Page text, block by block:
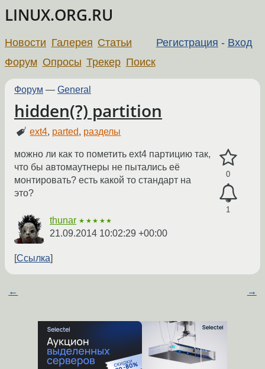
LINUX.ORG.RU
Регистрация - Вход
Новости Галерея Статьи
Форум Опросы Трекер Поиск
Форум — General
hidden(?) partition
ext4, parted, разделы
0
1
можно ли как то пометить ext4 партицию так,
что бы автомаутнеры не пытались её
монтировать? есть какой то стандарт на
это?
thunar ★★★★★
21.09.2014 10:02:29 +00:00
Ссылка
← →